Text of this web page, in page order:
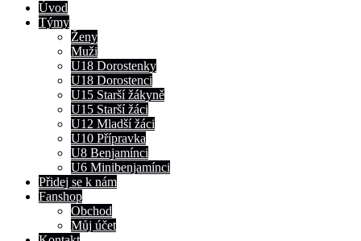
Úvod
Týmy
Ženy
Muži
U18 Dorostenky
U18 Dorostenci
U15 Starší žákyně
U15 Starší žáci
U12 Mladší žáci
U10 Přípravka
U8 Benjamínci
U6 Minibenjamínci
Přidej se k nám
Fanshop
Obchod
Můj účet